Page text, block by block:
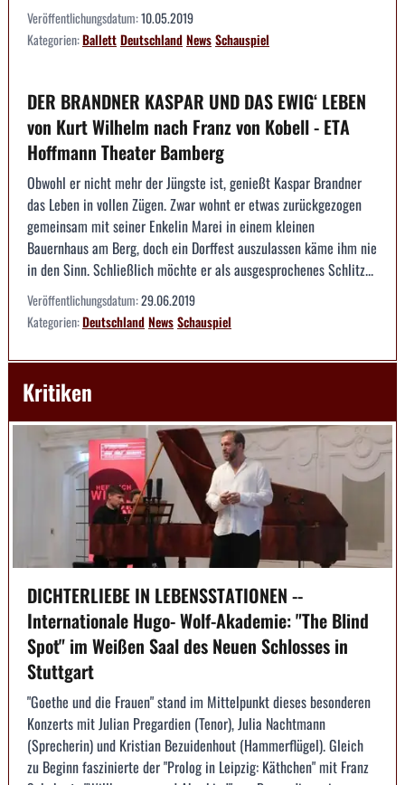
Veröffentlichungsdatum:10.05.2019
Kategorien:BallettDeutschlandNewsSchauspiel
DER BRANDNER KASPAR UND DAS EWIG‘ LEBEN
von Kurt Wilhelm nach Franz von Kobell - ETA
Hoffmann Theater Bamberg
Obwohl er nicht mehr der Jüngste ist, genießt Kaspar Brandner
das Leben in vollen Zügen. Zwar wohnt er etwas zurückgezogen
gemeinsam mit seiner Enkelin Marei in einem kleinen
Bauernhaus am Berg, doch ein Dorffest auszulassen käme ihm nie
in den Sinn. Schließlich möchte er als ausgesprochenes Schlitz...
Veröffentlichungsdatum:29.06.2019
Kategorien:DeutschlandNewsSchauspiel
Kritiken
DICHTERLIEBE IN LEBENSSTATIONEN --
Internationale Hugo- Wolf-Akademie: "The Blind
Spot" im Weißen Saal des Neuen Schlosses in
Stuttgart
"Goethe und die Frauen" stand im Mittelpunkt dieses besonderen
Konzerts mit Julian Pregardien (Tenor), Julia Nachtmann
(Sprecherin) und Kristian Bezuidenhout (Hammerflügel). Gleich
zu Beginn faszinierte der "Prolog in Leipzig: Käthchen" mit Franz